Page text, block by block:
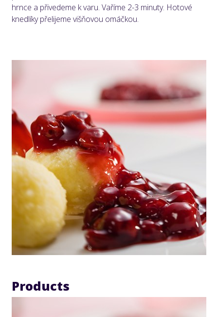
hrnce a přivedeme k varu. Vaříme 2-3 minuty. Hotové
knedlíky přelijeme višňovou omáčkou.
Products